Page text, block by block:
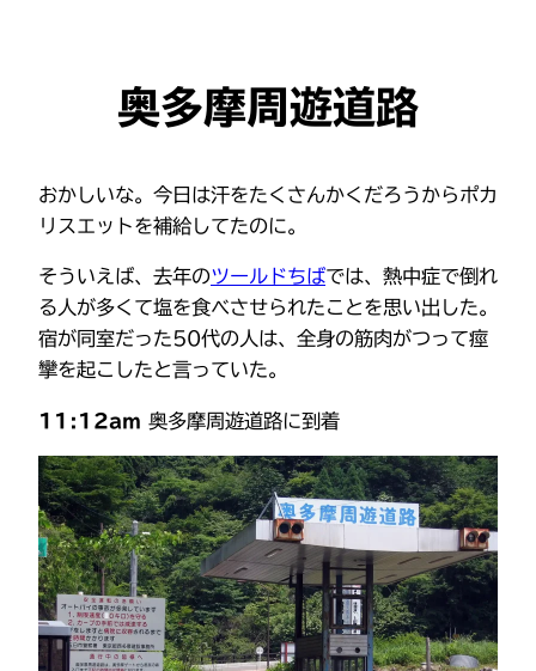
奥多摩周遊道路
おかしいな。今日は汗をたくさんかくだろうからポカ
リスエットを補給してたのに。
そういえば、去年のツールドちばでは、熱中症で倒れ
る人が多くて塩を食べさせられたことを思い出した。
宿が同室だった50代の人は、全身の筋肉がつって痙
攣を起こしたと言っていた。
11:12am 奥多摩周遊道路に到着